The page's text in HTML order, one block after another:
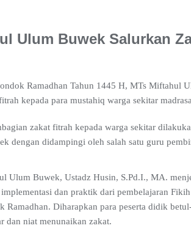
Ulum Buwek Salurkan
Ramadhan Tahun 1445 H, MTs Miftahul
kepada para mustahiq warga sekitar
zakat fitrah kepada warga sekitar
dengan didampingi oleh salah satu guru
Ulum Buwek, Ustadz Husin, S.Pd.I., MA.
dan praktik dari pembelajaran
Ramadhan. Diharapkan para peserta didik
dan niat menunaikan zakat.